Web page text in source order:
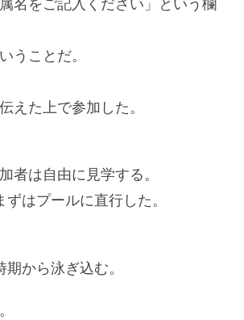
うことだ。
えた上で参加した。
は自由に見学する。
はプールに直行した。
から泳ぎ込む。